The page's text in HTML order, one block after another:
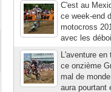
C'est au
ce week-end
motocross
avec les
L'aventure
ce onzième
mal de
aura pourtant